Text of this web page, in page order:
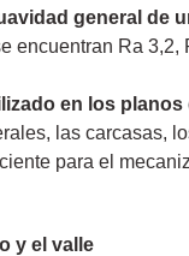
general de
encuentran Ra 3,2,
en los planos
las carcasas,
para el
y el valle